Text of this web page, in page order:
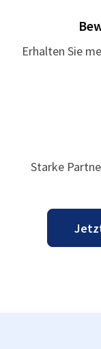
Erhalten Sie
Starke